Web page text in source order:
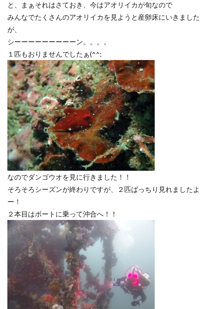
と、まぁそれはさておき、今はアオリイカが旬なので
みんなでたくさんのアオリイカを見ようと産卵床にいきました
が、
シーーーーーーーーーン。。。。
１匹もおりませんでしたぁ(^^;
なのでダンゴウオを見に行きました！！
そろそろシーズンが終わりですが、２匹ばっちり見れましたよ
ー！
２本目はボートに乗って沖合へ！！